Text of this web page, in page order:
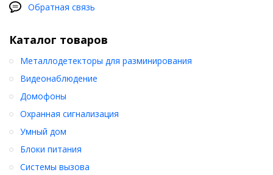
Обратная связь
Каталог товаров
Металлодетекторы для разминирования
Видеонаблюдение
Домофоны
Охранная сигнализация
Умный дом
Блоки питания
Системы вызова